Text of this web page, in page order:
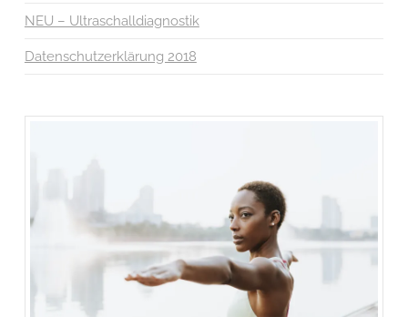
NEU – Ultraschalldiagnostik
Datenschutzerklärung 2018